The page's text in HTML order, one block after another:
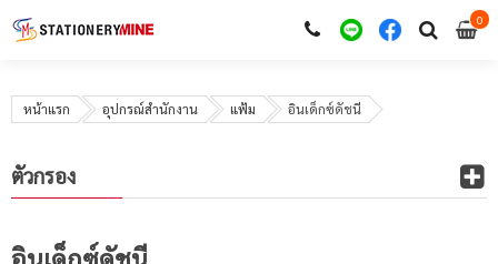
00
หน้าแรก อุปกรณ์สำนักงาน แฟ้ม อินเด็กซ์ดัชนี
ตัวกรอง